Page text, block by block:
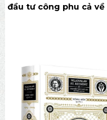
đầu tư công phu cả